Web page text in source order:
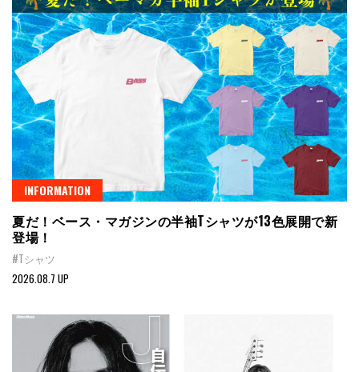
INFORMATION
夏だ！ベース・マガジンの半袖Tシャツが13色展開で新
登場！
#Tシャツ
2026.08.7 UP